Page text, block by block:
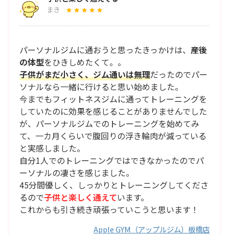
まき
パーソナルジムに通おうと思ったきっかけは、 産後
の体型をひきしめたくて。。
子供がまだ小さく、ジム通いは無理だったのでパー
ソナルなら一緒に行けると思い始めました。
今までもフィットネスジムに通ってトレーニングを
していたのに効果を感じることがありませんでした
が、パーソナルジムでのトレーニングを始めてみ
て、一カ月くらいで腹回りの浮き輪肉が減っている
と実感しました。
自分1人でのトレーニングではできなかったのでパ
ーソナルの凄さを感じました。
45分間優しく、しっかりとトレーニングしてくださ
るので子供と楽しく通えています。
これからも引き続き頑張っていこうと思います！
Apple GYM（アップルジム）板橋店